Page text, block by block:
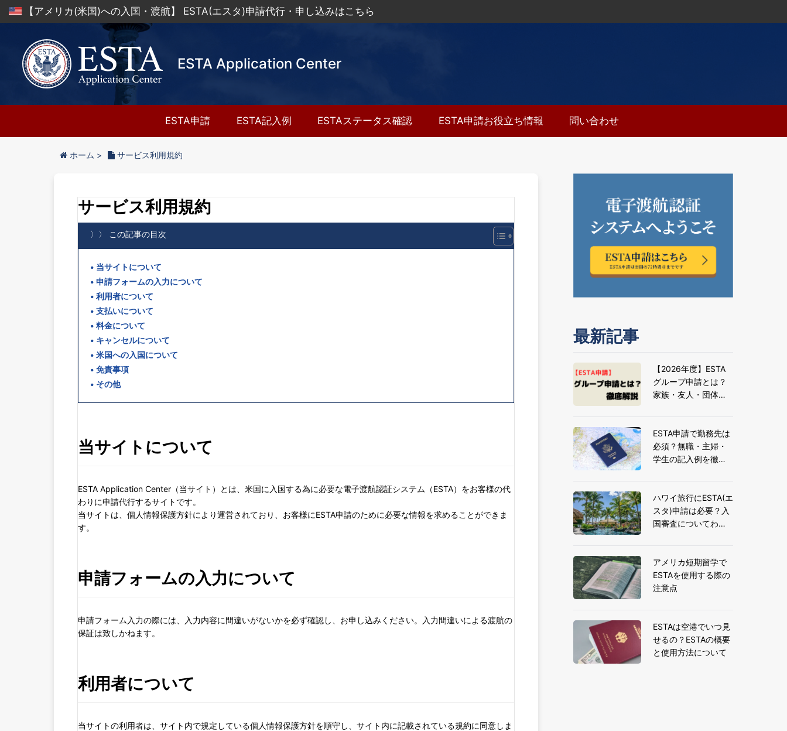
【アメリカ(米国)への入国・渡航】 ESTA(エスタ)申請代行・申し込みはこちら
ESTA Application Center
ESTA申請 ESTA記入例 ESTAステータス確認 ESTA申請お役立ち情報 問い合わせ
ホーム > サービス利用規約
サービス利用規約
〉〉 この記事の目次
当サイトについて
申請フォームの入力について
利用者について
支払いについて
料金について
キャンセルについて
米国への入国について
免責事項
その他
当サイトについて
ESTA Application Center（当サイト）とは、米国に入国する為に必要な電子渡航認証システム（ESTA）をお客様の代
わりに申請代行するサイトです。
当サイトは、個人情報保護方針により運営されており、お客様にESTA申請のために必要な情報を求めることができま
す。
申請フォームの入力について
申請フォーム入力の際には、入力内容に間違いがないかを必ず確認し、お申し込みください。入力間違いによる渡航の
保証は致しかねます。
利用者について
当サイトの利用者は、サイト内で規定している個人情報保護方針を順守し、サイト内に記載されている規約に同意しま
最新記事
【2026年度】ESTA
グループ申請とは？
家族・友人・団体旅
ESTA申請で勤務先は
必須？無職・主婦・
学生の記入例を徹底
ハワイ旅行にESTA(エ
スタ)申請は必要？入
国審査についてわか
アメリカ短期留学で
ESTAを使用する際の
注意点
ESTAは空港でいつ見
せるの？ESTAの概要
と使用方法について